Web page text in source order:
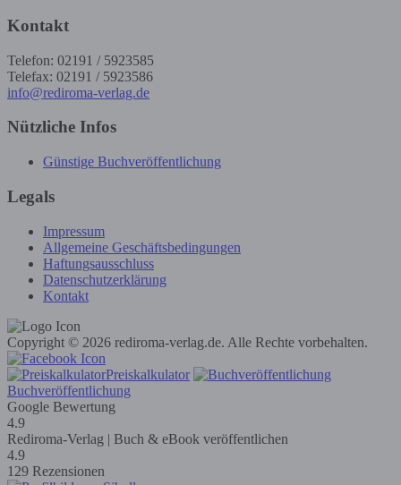
Kontakt
Telefon: 02191 / 5923585
Telefax: 02191 / 5923586
info@rediroma-verlag.de
Nützliche Infos
Günstige Buchveröffentlichung
Legals
Impressum
Allgemeine Geschäftsbedingungen
Haftungsausschluss
Datenschutzerklärung
Kontakt
Copyright © 2026 rediroma-verlag.de. Alle Rechte vorbehalten.
Preiskalkulator
Buchveröffentlichung
Google Bewertung
4.9
Rediroma-Verlag | Buch & eBook veröffentlichen
4.9
129 Rezensionen